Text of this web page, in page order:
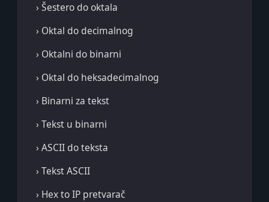
› Šestero do oktala
› Oktal do decimalnog
› Oktalni do binarni
› Oktal do heksadecimalnog
› Binarni za tekst
› Tekst u binarni
› ASCII do teksta
› Tekst ASCII
› Hex to IP pretvarač